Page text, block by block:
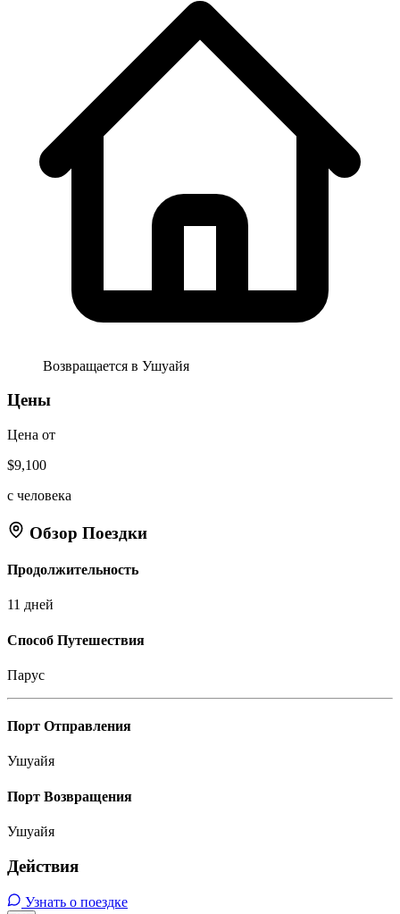
Возвращается в Ушуайя
Цены
Цена от
$9,100
с человека
Обзор Поездки
Продолжительность
11 дней
Способ Путешествия
Парус
Порт Отправления
Ушуайя
Порт Возвращения
Ушуайя
Действия
Узнать о поездке